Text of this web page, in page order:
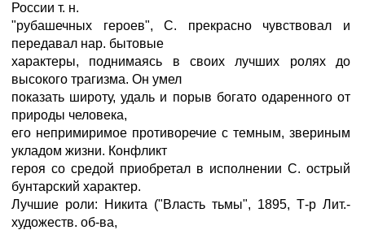
России т. н.
"рубашечных героев", С. прекрасно чувствовал и
передавал нар. бытовые
характеры, поднимаясь в своих лучших ролях до
высокого трагизма. Он умел
показать широту, удаль и порыв богато одаренного от
природы человека,
его непримиримое противоречие с темным, звериным
укладом жизни. Конфликт
героя со средой приобретал в исполнении С. острый
бунтарский характер.
Лучшие роли: Никита ("Власть тьмы", 1895, Т-р Лит.-
художеств. об-ва,